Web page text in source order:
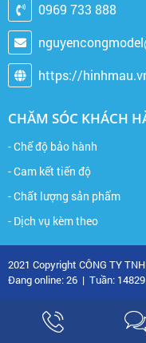
0969 733 888
https://
CHĂM SÓC KHÁCH
- Chế độ bảo hành
- Cam kết tiến độ
- Chất lượng sản phẩm
- Dịch vụ kèm theo
2021 Copyright CÔNG TY
Đang online: 26 | Tuần: 14829